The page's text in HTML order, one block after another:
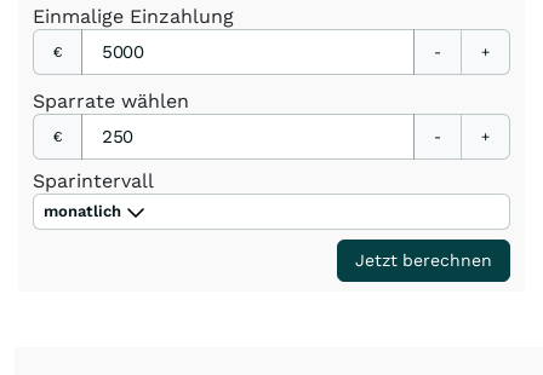
Einmalige Einzahlung
€ - +
Sparrate wählen
€ - +
Sparintervall
monatlich
Jetzt berechnen